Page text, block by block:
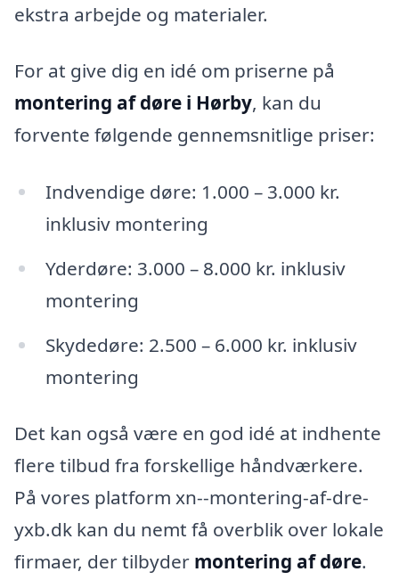
ekstra arbejde og materialer.
For at give dig en idé om priserne på
montering af døre i Hørby, kan du
forvente følgende gennemsnitlige priser:
Indvendige døre: 1.000 – 3.000 kr.
inklusiv montering
Yderdøre: 3.000 – 8.000 kr. inklusiv
montering
Skydedøre: 2.500 – 6.000 kr. inklusiv
montering
Det kan også være en god idé at indhente
flere tilbud fra forskellige håndværkere.
På vores platform xn--montering-af-dre-
yxb.dk kan du nemt få overblik over lokale
firmaer, der tilbyder montering af døre.